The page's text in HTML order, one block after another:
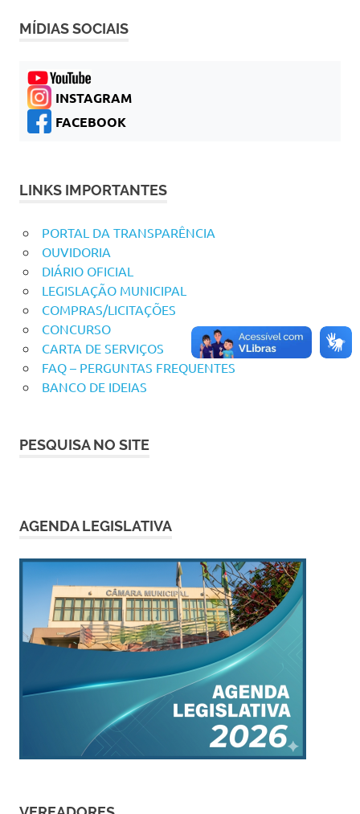
MÍDIAS SOCIAIS
INSTAGRAM
FACEBOOK
LINKS IMPORTANTES
PORTAL DA TRANSPARÊNCIA
OUVIDORIA
DIÁRIO OFICIAL
LEGISLAÇÃO MUNICIPAL
COMPRAS/LICITAÇÕES
CONCURSO
CARTA DE SERVIÇOS
FAQ – PERGUNTAS FREQUENTES
BANCO DE IDEIAS
PESQUISA NO SITE
AGENDA LEGISLATIVA